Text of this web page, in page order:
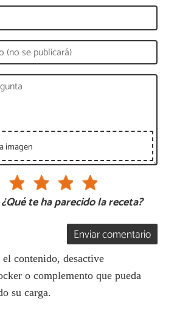
imagen
¿Qué te ha parecido la receta?
Enviar comentario
contenido, desactive
o complemento que pueda
su carga.